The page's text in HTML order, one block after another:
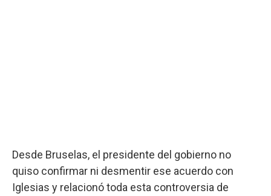
Desde Bruselas, el presidente del gobierno no
quiso confirmar ni desmentir ese acuerdo con
Iglesias y relacionó toda esta controversia de